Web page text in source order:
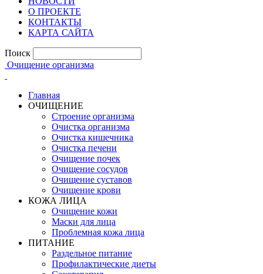
О ПРОЕКТЕ
КОНТАКТЫ
КАРТА САЙТА
Поиск
Очищение организма
Главная
ОЧИЩЕНИЕ
Строение организма
Очистка организма
Очистка кишечника
Очистка печени
Очищение почек
Очищение сосудов
Очищение суставов
Очищение крови
КОЖА ЛИЦА
Очищение кожи
Маски для лица
Проблемная кожа лица
ПИТАНИЕ
Раздельное питание
Профилактические диеты